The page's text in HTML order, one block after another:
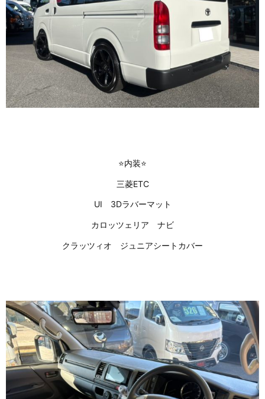
⭐内装⭐
三菱ETC
UI 3Dラバーマット
カロッツェリア ナビ
クラッツィオ ジュニアシートカバー